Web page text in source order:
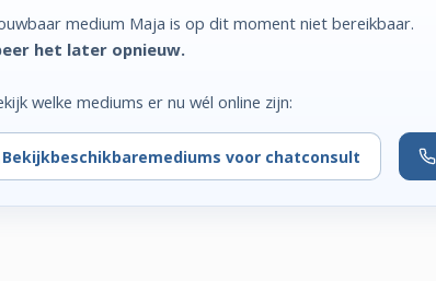
medium Maja is op dit moment niet bereikbaar.
het later opnieuw.
welke mediums er nu wél online zijn:
Bekijkbeschikbaremediums voor chatconsult